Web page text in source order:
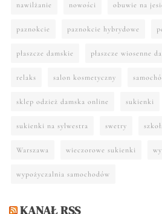
nawilżanie nowości obuwie na
paznokcie paznokcie hybrydowe
płaszcze damskie płaszcze wiosenne
relaks salon kosmetyczny
sklep odzież damska online sukienki
sukienki na sylwestra swetry
Warszawa wieczorowe sukienki
wypożyczalnia samochodów
KANAŁ RSS